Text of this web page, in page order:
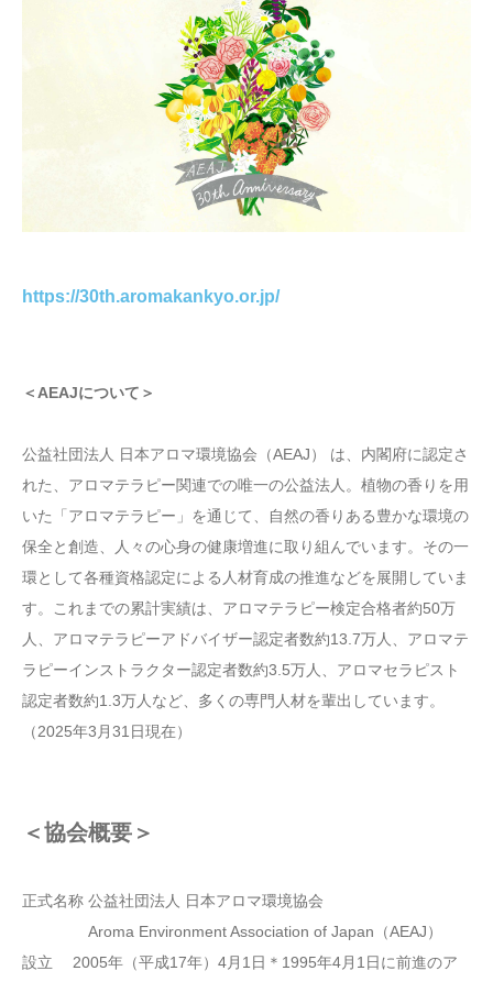
https://30th.aromakankyo.or.jp/
＜AEAJについて＞
公益社団法人 日本アロマ環境協会（AEAJ） は、内閣府に認定さ
れた、アロマテラピー関連での唯一の公益法人。植物の香りを用
いた「アロマテラピー」を通じて、自然の香りある豊かな環境の
保全と創造、人々の心身の健康増進に取り組んでいます。その一
環として各種資格認定による人材育成の推進などを展開していま
す。これまでの累計実績は、アロマテラピー検定合格者約50万
人、アロマテラピーアドバイザー認定者数約13.7万人、アロマテ
ラピーインストラクター認定者数約3.5万人、アロマセラピスト
認定者数約1.3万人など、多くの専門人材を輩出しています。
（2025年3月31日現在）
＜協会概要＞
正式名称 公益社団法人 日本アロマ環境協会
Aroma Environment Association of Japan（AEAJ）
設立 2005年（平成17年）4月1日＊1995年4月1日に前進のア